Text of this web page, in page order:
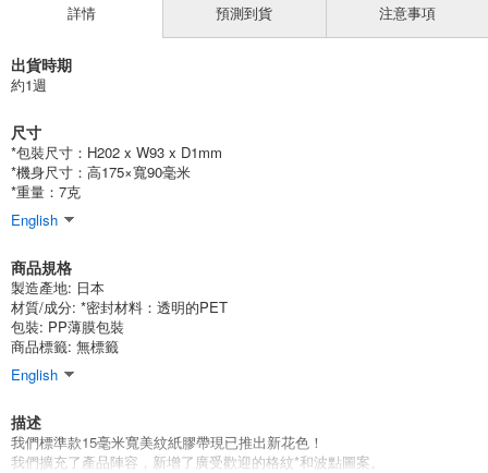
詳情
出貨時期
約1週
尺寸
*包裝尺寸：H202 x W93 x D1mm
*機身尺寸：高175×寬90毫米
*重量：7克
English
商品規格
製造產地: 日本
材質/成分: *密封材料：透明的PET
包裝: PP薄膜包裝
商品標籤: 無標籤
English
描述
我們標準款15毫米寬美紋紙膠帶現已推出新花色！
我們擴充了產品陣容，新增了廣受歡迎的格紋*和波點圖案。
預測到貨 注意事項